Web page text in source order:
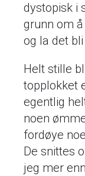
dystopisk i
grunn om
og la det
Helt stille
topplokket
egentlig
noen
fordøye
De snittes
jeg mer